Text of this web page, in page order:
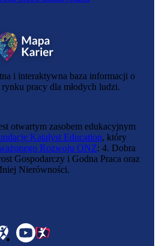
i interaktywna baza informacji o
pracy dla młodych ludzi.
otwartym zasobem edukacyjnym
Katalyst Education, który
Rozwoju ONZ: 4. Dobra
Gospodarczy i Godna Praca oraz
Nierówności.